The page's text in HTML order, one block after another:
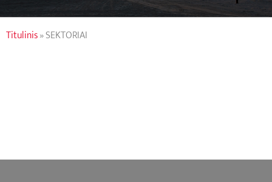
Titulinis»SEKTORIAI